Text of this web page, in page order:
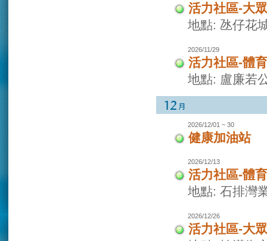
活力社區-大
地點: 氹仔花
2026/11/29
活力社區-體
地點: 盧廉若
2026/12/01 ~ 30
健康加油站
2026/12/13
活力社區-體
地點: 石排灣
2026/12/26
活力社區-大